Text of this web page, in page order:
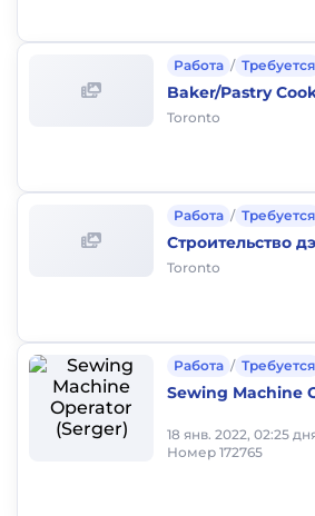
Работа / Требуется
Baker/Pastry
Toronto
Работа / Требуется
Строительство
Toronto
Работа / Требуется
Sewing Machine
18 янв. 2022, 02:25
Номер 172765